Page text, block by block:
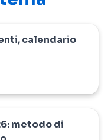
calendario
metodo di